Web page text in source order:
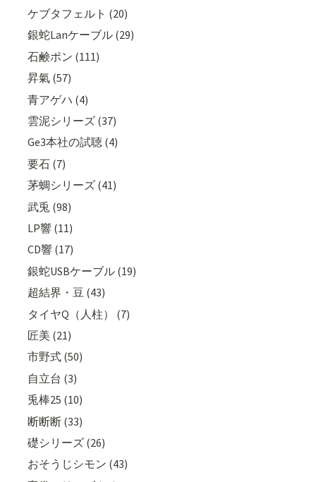
ケブタフェルト (20)
銀蛇Lanケーブル (29)
石鹸ポン (111)
昇氣 (57)
青アゲハ (4)
雲泥シリーズ (37)
Ge3本社の試聴 (4)
要石 (7)
茅蜩シリーズ (41)
武兎 (98)
LP響 (11)
CD響 (17)
銀蛇USBケーブル (19)
超結界・豆 (43)
タイヤQ（人柱） (7)
匠美 (21)
市野式 (50)
自立台 (3)
兎棒25 (10)
断断断 (33)
礎シリーズ (26)
おそうじシモン (43)